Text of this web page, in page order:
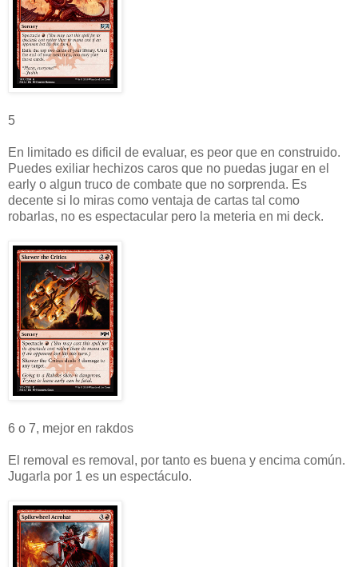
5
En limitado es dificil de evaluar, es peor que en construido.
Puedes exiliar hechizos caros que no puedas jugar en el
early o algun truco de combate que no sorprenda. Es
decente si lo miras como ventaja de cartas tal como
robarlas, no es espectacular pero la meteria en mi deck.
6 o 7, mejor en rakdos
El removal es removal, por tanto es buena y encima común.
Jugarla por 1 es un espectáculo.